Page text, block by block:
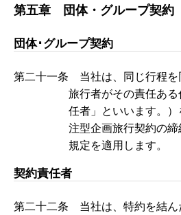
第五章 団体・グループ契約
団体･グループ契約
第二十一条 当社は、同じ行程を
旅行者がその責任あ
任者」といいます。
注型企画旅行契約の
規定を適用します。
契約責任者
第二十二条 当社は、特約を結ん